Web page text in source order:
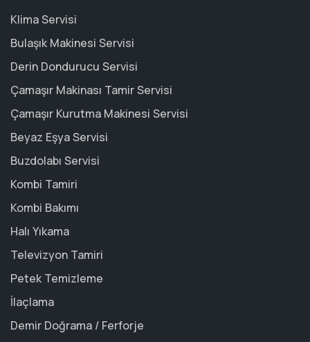
Klima Servisi
Bulaşık Makinesi Servisi
Derin Dondurucu Servisi
Çamaşır Makinası Tamir Servisi
Çamaşır Kurutma Makinesi Servisi
Beyaz Eşya Servisi
Buzdolabı Servisi
Kombi Tamiri
Kombi Bakımı
Halı Yıkama
Televizyon Tamiri
Petek Temizleme
İlaçlama
Demir Doğrama / Ferforje